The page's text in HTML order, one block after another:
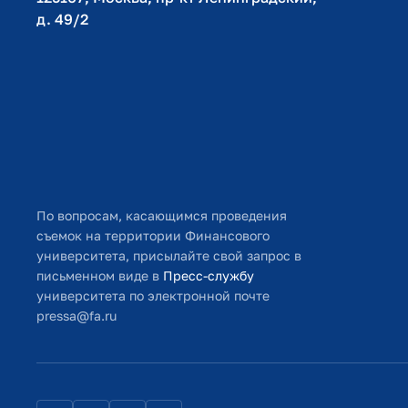
д. 49/2​
По вопросам, касающимся проведения
съемок на территории Финансового
университета, присылайте свой запрос в
письменном виде в Пресс-службу
университета по электронной почте
pressa@fa.ru